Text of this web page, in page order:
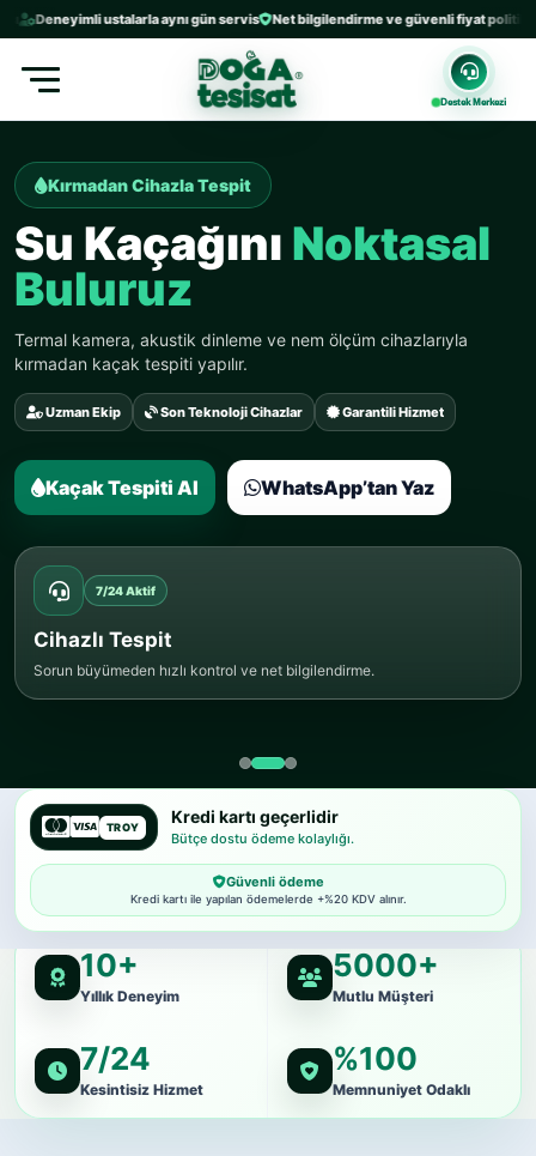
ustalarla aynı gün servis Net bilgilendirme ve güvenli fiyat politikası
Destek Merkezi
Kırmadan Cihazla Tespit
Su Kaçağını Noktasal
Buluruz
Termal kamera, akustik dinleme ve nem ölçüm cihazlarıyla
kırmadan kaçak tespiti yapılır.
Uzman Ekip Son Teknoloji Cihazlar Garantili Hizmet
Kaçak Tespiti Al WhatsApp’tan Yaz
7/24 Aktif
Cihazlı Tespit
Sorun büyümeden hızlı kontrol ve net bilgilendirme.
TROY
Kredi kartı geçerlidir
Bütçe dostu ödeme kolaylığı.
Güvenli ödeme
Kredi kartı ile yapılan ödemelerde +%20 KDV alınır.
10+
Yıllık Deneyim
5000+
Mutlu Müşteri
7/24
Kesintisiz Hizmet
%100
Memnuniyet Odaklı